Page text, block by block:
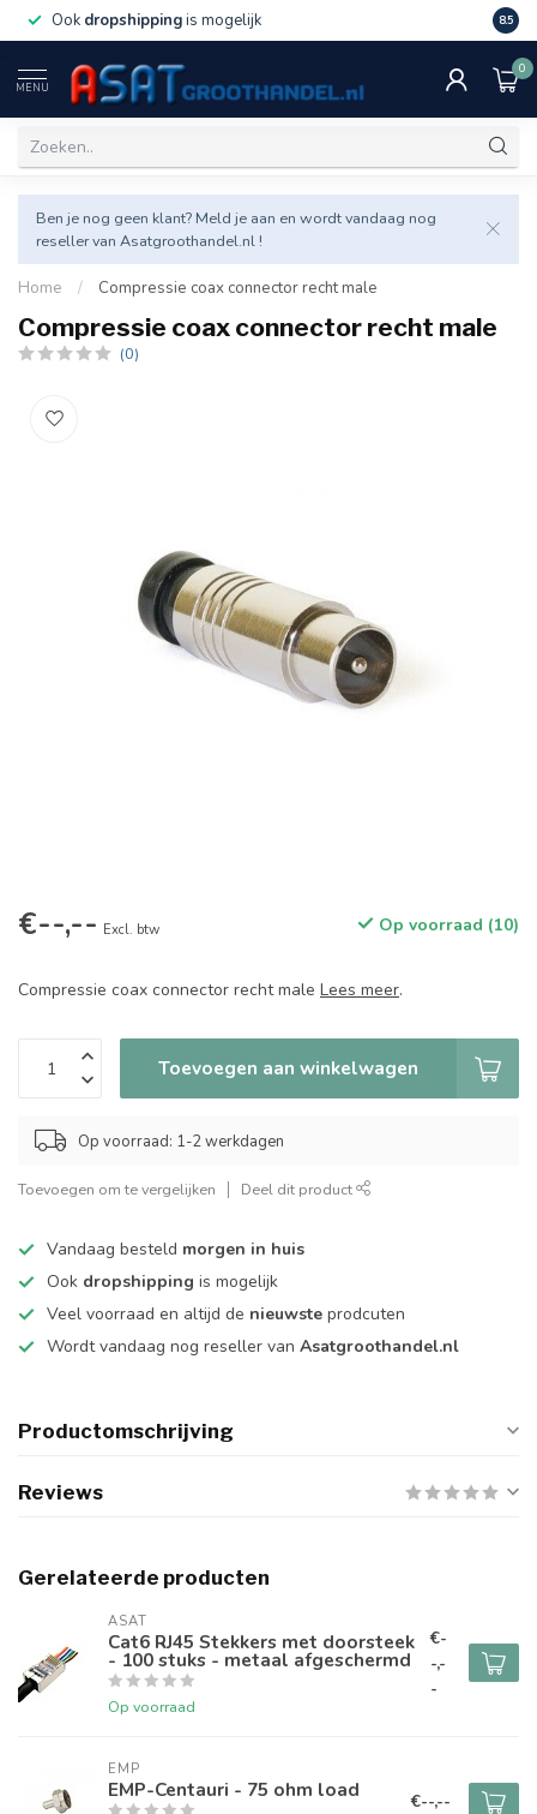
Ook dropshippingis mogelijk Veel
8.5
MENU
0
Ben je nog geen klant? Meld je aan en wordt vandaag nog
reseller van Asatgroothandel.nl !
Home / Compressie coax connector recht male
Compressie coax connector recht male
(0)
€--,-- Excl. btw Op voorraad (10)
Compressie coax connector recht male Lees meer.
Toevoegen aan winkelwagen
Op voorraad: 1-2 werkdagen
Toevoegen om te vergelijken Deel dit product
Vandaag besteld morgen in huis
Ook dropshipping is mogelijk
Veel voorraad en altijd de nieuwste prodcuten
Wordt vandaag nog reseller van Asatgroothandel.nl
Productomschrijving
Reviews
Gerelateerde producten
ASAT
Cat6 RJ45 Stekkers met doorsteek
- 100 stuks - metaal afgeschermd
Op voorraad
€-
-,-
-
EMP
EMP-Centauri - 75 ohm load €--,--